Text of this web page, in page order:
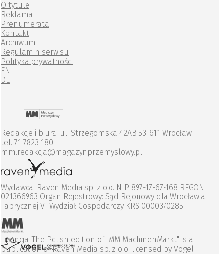
O tytule
Reklama
Prenumerata
Kontakt
Archiwum
Regulamin serwisu
Polityka prywatności
EN
DE
Redakcje i biura: ul. Strzegomska 42AB 53-611 Wrocław
tel. 71 7823 180
mm.redakcja@magazynprzemyslowy.pl
Wydawca: Raven Media sp. z o.o. NIP 897-17-67-168 REGON
021366963 Organ Rejestrowy: Sąd Rejonowy dla Wrocławia
Fabrycznej VI Wydział Gospodarczy KRS 0000370285
Licencja: The Polish edition of "MM MachinenMarkt" is a
publication of Raven Media sp. z o.o. licensed by Vogel